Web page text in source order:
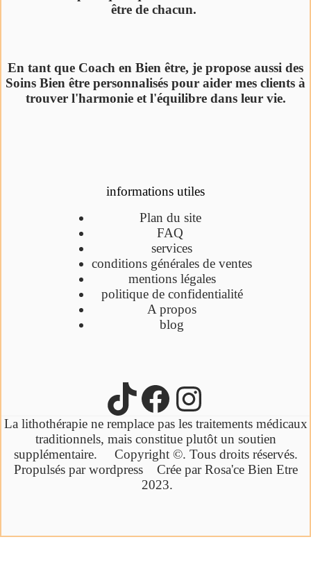
être de chacun.
En tant que Coach en Bien être, je propose aussi des
Soins Bien être personnalisés pour aider mes clients à
trouver l'harmonie et l'équilibre dans leur vie.
informations utiles
Plan du site
FAQ
services
conditions générales de ventes
mentions légales
politique de confidentialité
A propos
blog
La lithothérapie ne remplace pas les traitements médicaux
traditionnels, mais constitue plutôt un soutien
supplémentaire. Copyright ©. Tous droits réservés.
Propulsés par wordpress Crée par Rosa'ce Bien Etre
2023.